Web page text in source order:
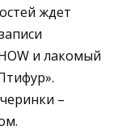
ждет
и лакомый
–